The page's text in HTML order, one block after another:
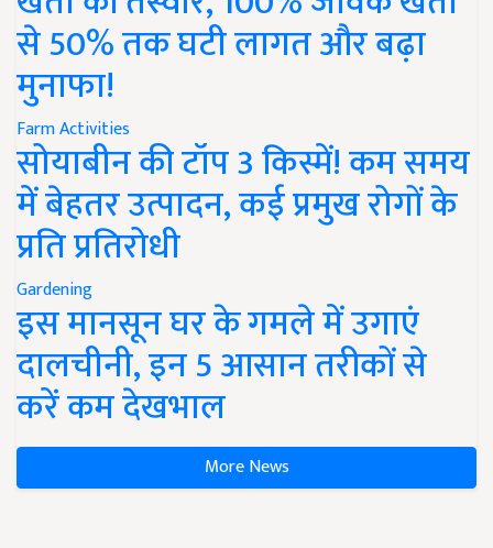
से 50% तक घटी लागत और बढ़ा
मुनाफा!
Farm Activities
सोयाबीन की टॉप 3 किस्में! कम समय
में बेहतर उत्पादन, कई प्रमुख रोगों के
प्रति प्रतिरोधी
Gardening
इस मानसून घर के गमले में उगाएं
दालचीनी, इन 5 आसान तरीकों से
करें कम देखभाल
More News